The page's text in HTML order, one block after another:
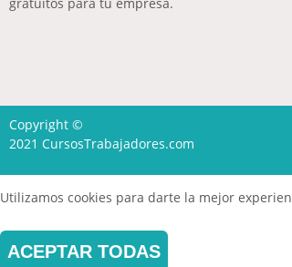
Copyright ©
2021 CursosTrabajadores.com
Utilizamos cookies para darte la mejor
ACEPTAR TODAS